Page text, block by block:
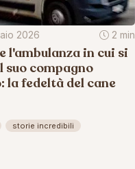
2026 2 min
l'ambulanza in cui si
suo compagno
la fedeltà del cane
storie incredibili